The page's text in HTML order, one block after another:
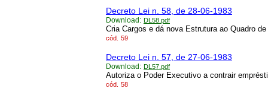
Decreto Lei n. 58, de 28-06-1983
Download: DL58.pdf
Cria Cargos e dá nova Estrutura ao Quadro
cód. 59
Decreto Lei n. 57, de 27-06-1983
Download: DL57.pdf
Autoriza o Poder Executivo a contrair
cód. 58